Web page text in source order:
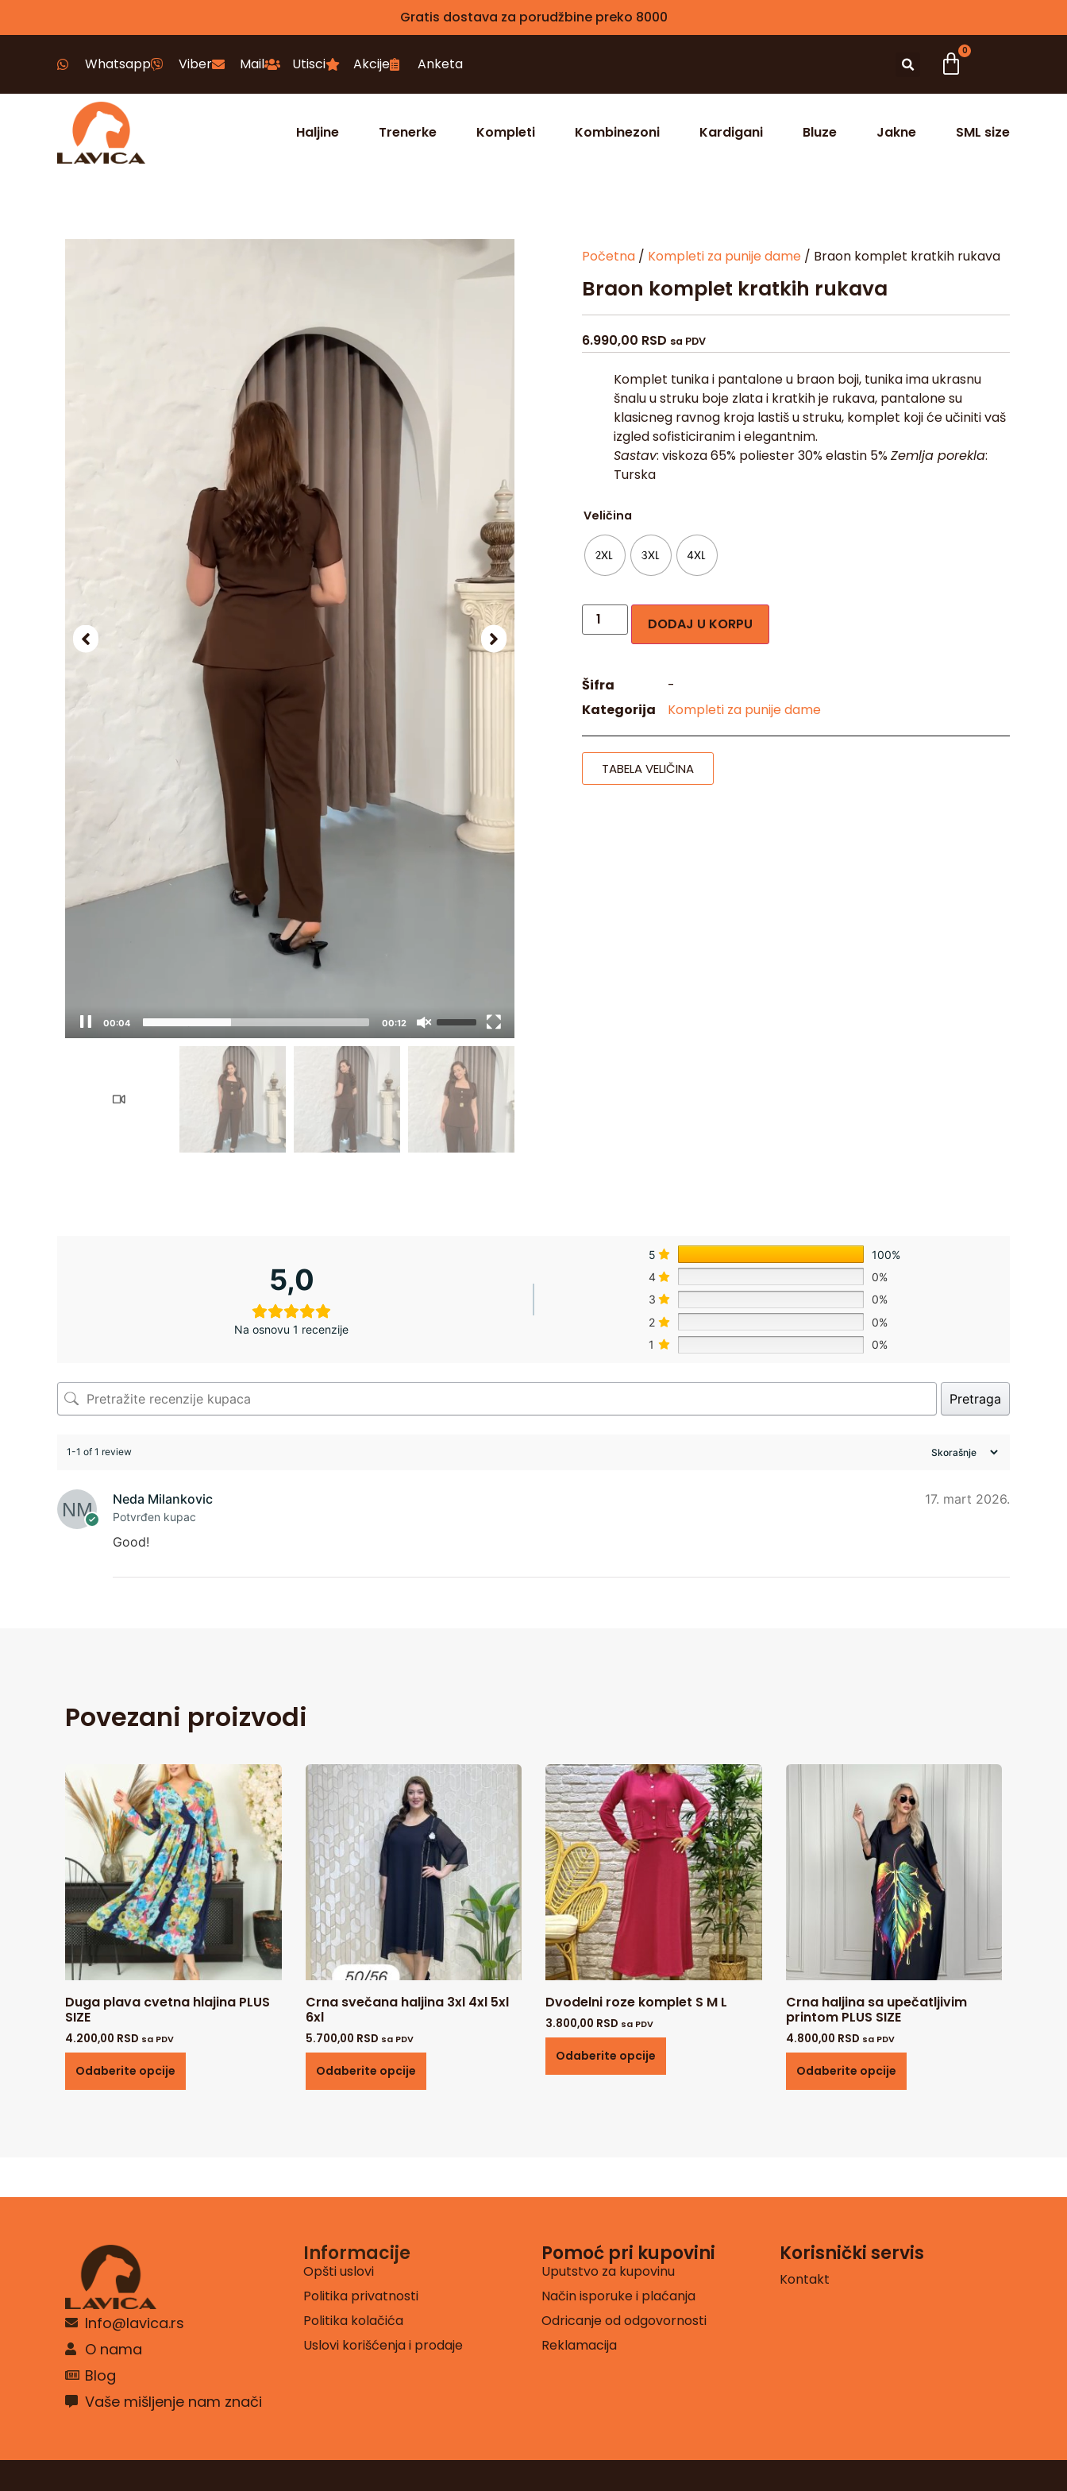
Gratis dostava za porudžbine preko 8000
Whatsapp Viber Mail Utisci Akcije Anketa
0
Haljine Trenerke Kompleti Kombinezoni Kardigani Bluze Jakne SML size
00:05 00:12
Početna/ Kompleti za punije dame/ Braon komplet kratkih rukava
Braon komplet kratkih rukava
6.990,00 RSD sa PDV
Komplet tunika i pantalone u braon boji, tunika ima ukrasnu
šnalu u struku boje zlata i kratkih je rukava, pantalone su
klasicneg ravnog kroja lastiš u struku, komplet koji će učiniti vaš
izgled sofisticiranim i elegantnim.
Sastav: viskoza 65% poliester 30% elastin 5%Zemlja porekla:
Turska
Veličina
2XL 3XL 4XL
DODAJ U KORPU
Šifra
-
Kategorija
Kompleti za punije dame
TABELA VELIČINA
5,0
Na osnovu 1 recenzije
5
100%
4
0%
3
0%
2
0%
1
0%
Pretraga
1-1 of 1 review
Neda Milankovic
Potvrđen kupac
17. mart 2026.
Good!
Povezani proizvodi
Duga plava cvetna hlajina PLUS
SIZE
4.200,00 RSD sa PDV
Odaberite opcije
Crna svečana haljina 3xl 4xl 5xl
6xl
5.700,00 RSD sa PDV
Odaberite opcije
Dvodelni roze komplet S M L
3.800,00 RSD sa PDV
Odaberite opcije
Crna haljina sa upečatljivim
printom PLUS SIZE
4.800,00 RSD sa PDV
Odaberite opcije
Info@lavica.rs
O nama
Blog
Vaše mišljenje nam znači
Informacije
Opšti uslovi
Politika privatnosti
Politika kolačića
Uslovi korišćenja i prodaje
Pomoć pri kupovini
Uputstvo za kupovinu
Način isporuke i plaćanja
Odricanje od odgovornosti
Reklamacija
Korisnički servis
Kontakt